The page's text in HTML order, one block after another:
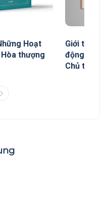
Hoạt
thượng
Giới thiệu
động
Chủ tịch”